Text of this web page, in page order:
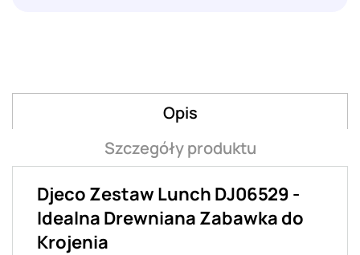
Opis
Szczegóły produktu
Djeco Zestaw Lunch DJ06529 -
Idealna Drewniana Zabawka do
Krojenia